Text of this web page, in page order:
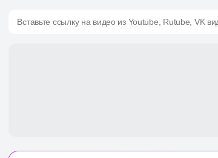
Вставьте ссылку на видео из Youtube, Rutube, VK